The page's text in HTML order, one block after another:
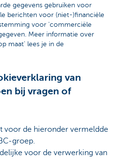
gegevens gebruiken voor
berichten voor (niet-)financiële
voor 'commerciële
Meer informatie over
maat' lees je in de
van
bij vragen of
voor de hieronder vermeldde
groep.
voor de verwerking van